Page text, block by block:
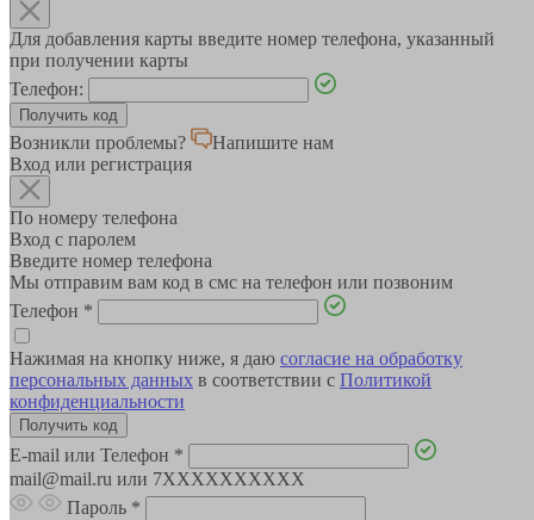
Для добавления карты введите номер телефона, указанный
при получении карты
Телефон:
Возникли проблемы?
Напишите нам
Вход или регистрация
По номеру телефона
Вход с паролем
Введите номер телефона
Мы отправим вам код в смс на телефон или позвоним
Телефон *
Нажимая на кнопку ниже, я даю согласие на обработку
персональных данных в соответствии с Политикой
конфиденциальности
E-mail или Телефон *
mail@mail.ru или 7XXXXXXXXXX
Пароль *